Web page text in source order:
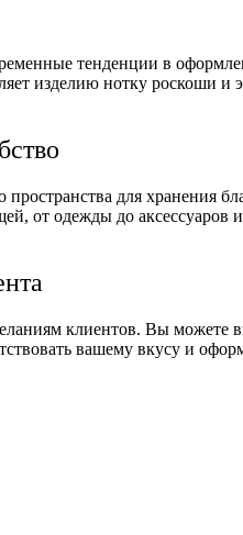
тенденции в
изделию нотку роскоши
пространства для
от одежды до
клиентов. Вы
вашему вкусу и